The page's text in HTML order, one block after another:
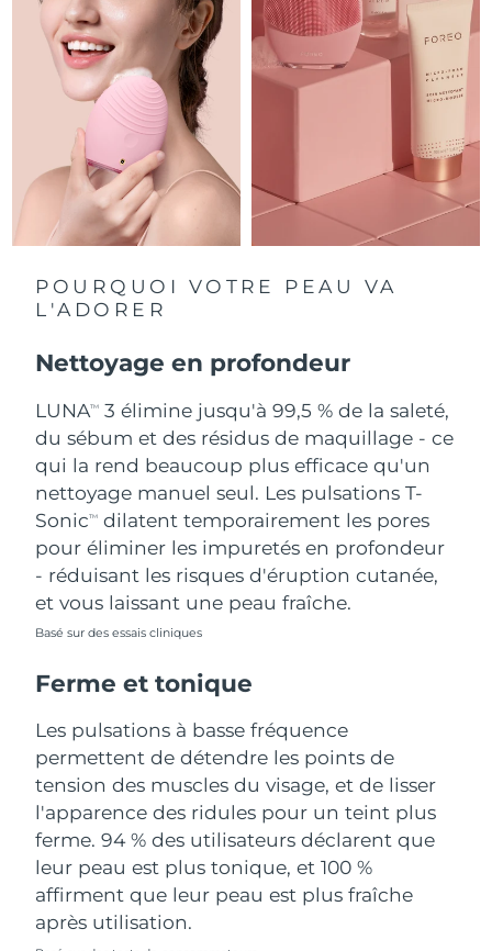
POURQUOI VOTRE PEAU VA
L'ADORER
Nettoyage en profondeur
LUNATM
3 élimine jusqu'à 99,5 % de la saleté,
du sébum et des résidus de maquillage - ce
qui la rend beaucoup plus efficace qu'un
nettoyage manuel seul. Les pulsations T-
SonicTM
dilatent temporairement les pores
pour éliminer les impuretés en profondeur
- réduisant les risques d'éruption cutanée,
et vous laissant une peau fraîche.
Basé sur des essais cliniques
Ferme et tonique
Les pulsations à basse fréquence
permettent de détendre les points de
tension des muscles du visage, et de lisser
l'apparence des ridules pour un teint plus
ferme. 94 % des utilisateurs déclarent que
leur peau est plus tonique, et 100 %
affirment que leur peau est plus fraîche
après utilisation.
Singapour Livraison estimée 10/8/26
Slovaquie Livraison estimée 8/8/26
Afrique du Sud Livraison estimée16/8/26
Corée du Sud Livraison estimée10/8/26
Espagne
Suisse
Taïwan Livraison estimée 13/8/26
Thaïlande Livraison estimée
Turquie Livraison estimée 9/8/26
Émirats arabes unis Livraison estimée9/8/26
Royaume-Uni
États-Unis
Ouzbékistan Livraison estimée
Viêt Nam Livraison estimée14/8/26